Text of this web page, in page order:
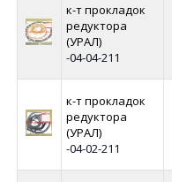
к-т прокладок
редуктора
(УРАЛ)
-04-04-211
к-т прокладок
редуктора
(УРАЛ)
-04-02-211